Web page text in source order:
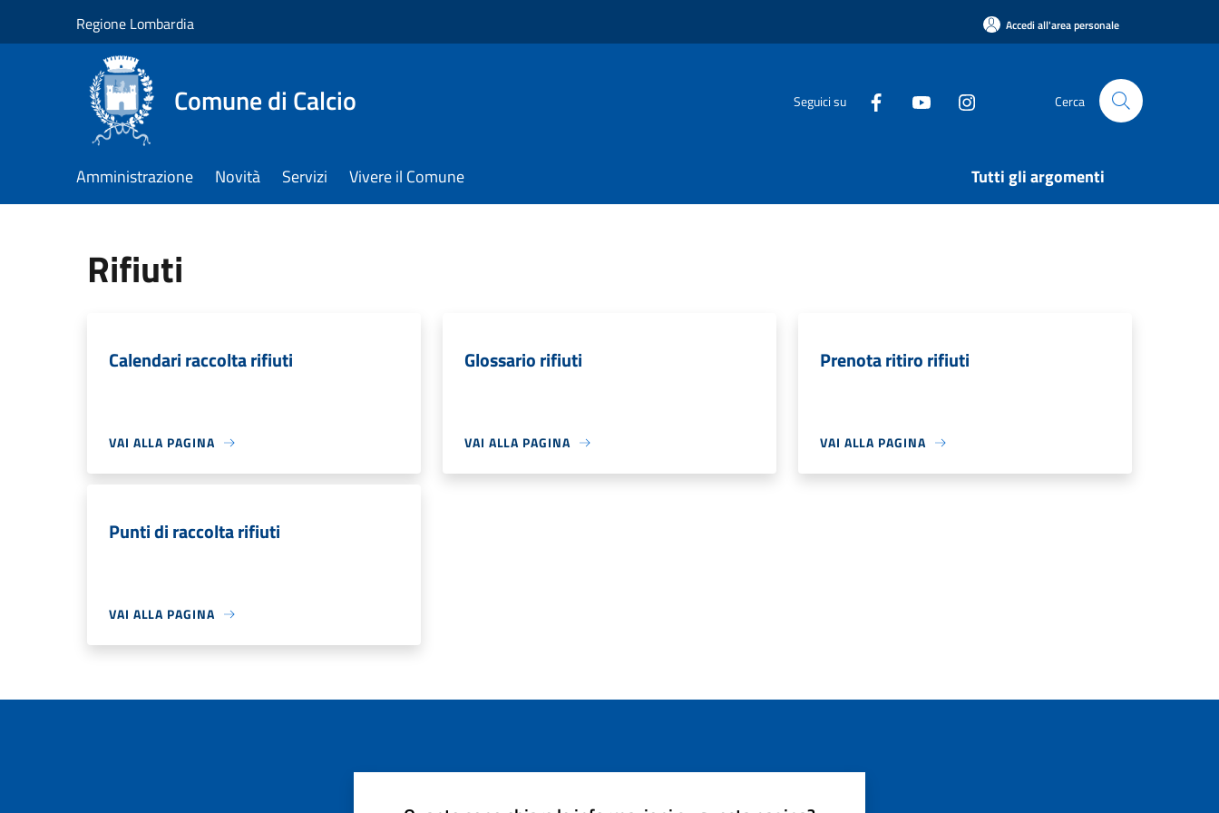
Regione Lombardia Accedi all'area personale
Comune di Calcio Seguici su Cerca
Amministrazione Novità Servizi Vivere il Comune Tutti gli argomenti
Rifiuti
Calendari raccolta rifiuti
VAI ALLA PAGINA
Glossario rifiuti
VAI ALLA PAGINA
Prenota ritiro rifiuti
VAI ALLA PAGINA
Punti di raccolta rifiuti
VAI ALLA PAGINA